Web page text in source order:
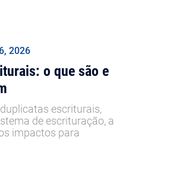
2026
o que são e
escriturais,
de escrituração, a
impactos para